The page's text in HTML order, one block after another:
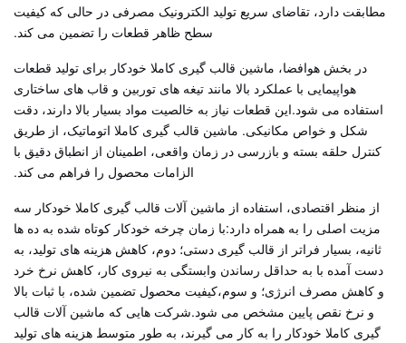
مطابقت دارد، تقاضای سریع تولید الکترونیک مصرفی در حالی که کیفیت
سطح ظاهر قطعات را تضمین می کند.
در بخش هوافضا، ماشین قالب گیری کاملا خودکار برای تولید قطعات
هواپیمایی با عملکرد بالا مانند تیغه های توربین و قاب های ساختاری
استفاده می شود.اين قطعات نياز به خالصيت مواد بسيار بالا دارند، دقت
شکل و خواص مکانیکی. ماشین قالب گیری کاملا اتوماتیک، از طریق
کنترل حلقه بسته و بازرسی در زمان واقعی، اطمینان از انطباق دقیق با
الزامات محصول را فراهم می کند.
از منظر اقتصادی، استفاده از ماشین آلات قالب گیری کاملا خودکار سه
مزیت اصلی را به همراه دارد:با زمان چرخه خودکار کوتاه شده به ده ها
ثانیه، بسیار فراتر از قالب گیری دستی؛ دوم، کاهش هزینه های تولید، به
دست آمده با به حداقل رساندن وابستگی به نیروی کار، کاهش نرخ خرد
و کاهش مصرف انرژی؛ و سوم،کیفیت محصول تضمین شده، با ثبات بالا
و نرخ نقص پایین مشخص می شود.شرکت هایی که ماشین آلات قالب
گیری کاملا خودکار را به کار می گیرند، به طور متوسط هزینه های تولید